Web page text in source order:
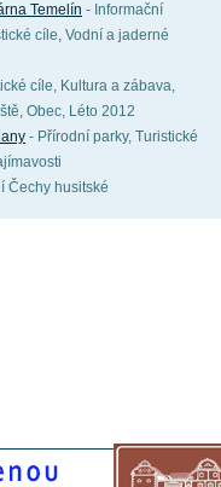
Temelín - Informační
cíle, Vodní a jaderné
cíle, Kultura a zábava,
Obec, Léto 2012
- Přírodní parky, Turistické
Čechy husitské